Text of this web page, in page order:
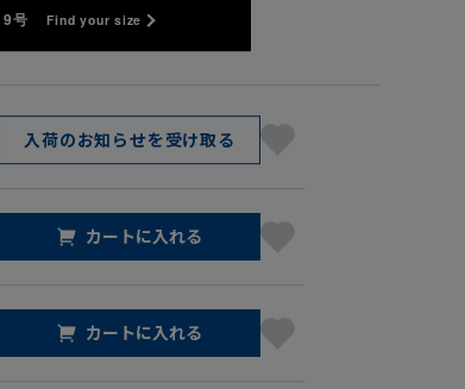
9号 Find your size
入荷のお知らせを受け取る
カートに入れる
カートに入れる